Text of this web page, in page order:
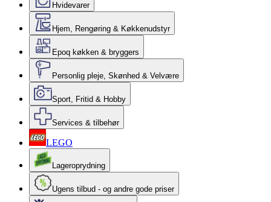
Hvidevarer
Hjem, Rengøring & Køkkenudstyr
Epoq køkken & bryggers
Personlig pleje, Skønhed & Velvære
Sport, Fritid & Hobby
Services & tilbehør
LEGO
Lageroprydning
Ugens tilbud - og andre gode priser